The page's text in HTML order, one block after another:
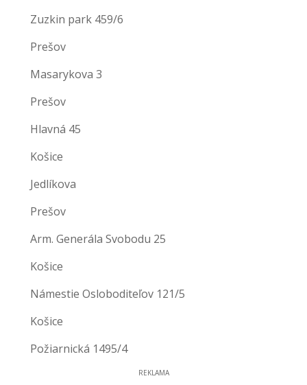
Zuzkin park 459/6
Prešov
Masarykova 3
Prešov
Hlavná 45
Košice
Jedlíkova
Prešov
Arm. Generála Svobodu 25
Košice
Námestie Osloboditeľov 121/5
Košice
Požiarnická 1495/4
REKLAMA